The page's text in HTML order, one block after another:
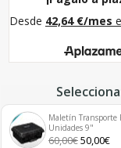
Maletín Transporte
Unidades 9"
60,00€50,00€